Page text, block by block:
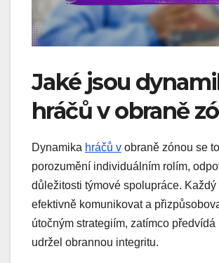
Jaké jsou
hráčů v obraně
Dynamika hráčů v obraně zónou se
porozumění individuálním rolím,
důležitosti týmové spolupráce. Každý
efektivně komunikovat a
útočným strategiím, zatímco předvídá
udržel obrannou integritu.